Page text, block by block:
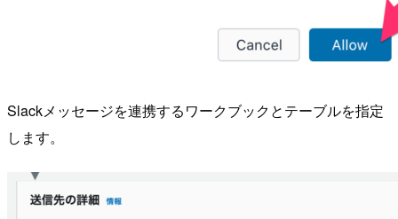
Slackメッセージを連携するワークブックとテーブルを指定
します。